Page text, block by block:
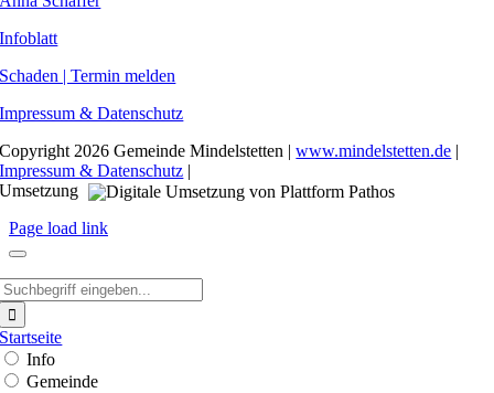
Infoblatt
Schaden | Termin melden
Impressum & Datenschutz
Copyright 2026 Gemeinde Mindelstetten |www.mindelstetten.de |
Impressum & Datenschutz |
Umsetzung
Page load link
Startseite
Info
Gemeinde